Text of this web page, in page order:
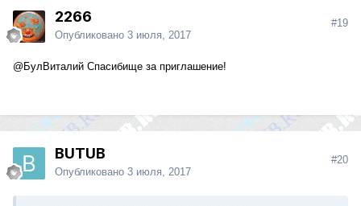
2266
Опубликовано 3 июля, 2017
#19
@БулВиталий Спасибище за приглашение!
BUTUB
Опубликовано 3 июля, 2017
#20